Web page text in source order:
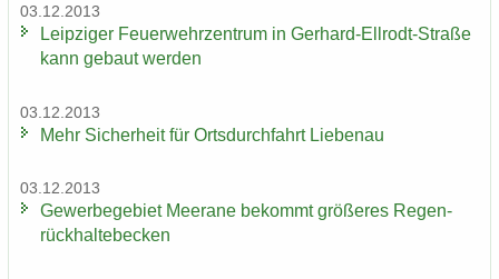
03.12.2013
Leip­zi­ger Feu­er­wehr­zen­trum in Gerhard-​Ellrodt-Straße
kann ge­baut wer­den
03.12.2013
Mehr Si­cher­heit für Orts­durch­fahrt Lie­be­nau
03.12.2013
Ge­wer­be­ge­biet Meer­a­ne be­kommt grö­ße­res Re­gen­
rück­hal­te­be­cken